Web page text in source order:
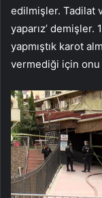
edilmişler. Tadilat
yaparız’
yapmıştık karot
vermediği için onu